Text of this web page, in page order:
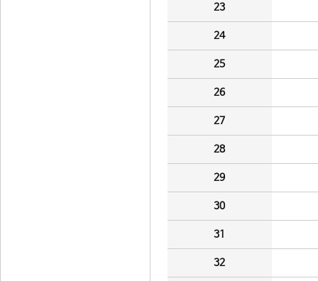
23
24
25
26
27
28
29
30
31
32